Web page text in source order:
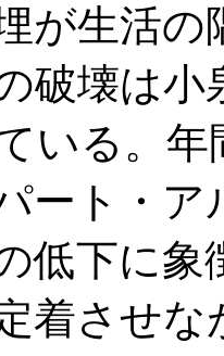
が生活
破壊は
いる。年
ート・
低下に
着させ